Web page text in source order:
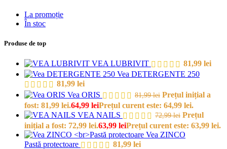
La promoție
În stoc
Produse de top
VEA LUBRIVIT 81,99 lei
Vea DETERGENTE 250
81,99 lei
Vea ORIS
81,99lei Prețul inițial a
fost: 81,99 lei.64,99 leiPrețul curent este: 64,99 lei.
VEA NAILS
72,99lei Prețul
inițial a fost: 72,99 lei.63,99 leiPrețul curent este: 63,99 lei.
Vea ZINCO
Pastă protectoare
81,99 lei